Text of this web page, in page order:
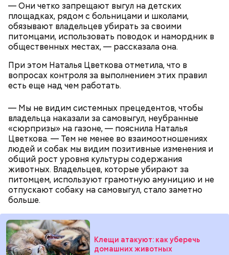
— Они четко запрещают выгул на детских
площадках, рядом с больницами и школами,
обязывают владельцев убирать за своими
питомцами, использовать поводок и намордник в
общественных местах, — рассказала она.
При этом Наталья Цветкова отметила, что в
вопросах контроля за выполнением этих правил
есть еще над чем работать.
— Мы не видим системных прецедентов, чтобы
владельца наказали за самовыгул, неубранные
«сюрпризы» на газоне, — пояснила Наталья
Цветкова. — Тем не менее во взаимоотношениях
людей и собак мы видим позитивные изменения и
общий рост уровня культуры содержания
животных. Владельцев, которые убирают за
питомцем, используют грамотную амуницию и не
отпускают собаку на самовыгул, стало заметно
больше.
Клещи атакуют: как уберечь
домашних животных
Реальные знания
В образовательном комплексе градостроительства
«Столица» открыли три современные лаборатории
и две сварочные мастерские. Более 600 студентов
изучают системы отопления, водоснабжения и
электротехнику на учебных стендах, которые
полностью повторяют инженерные конструкции
реальных зданий.
СПРАВКА